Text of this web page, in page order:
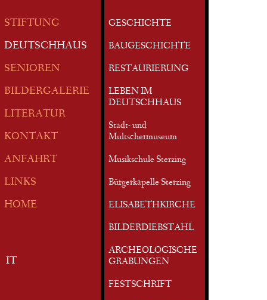
STIFTUNG
DEUTSCHHAUS
SENIOREN
BILDERGALERIE
LITERATUR
KONTAKT
ANFAHRT
LINKS
HOME
IT
GESCHICHTE
BAUGESCHICHTE
RESTAURIERUNG
LEBEN IM
DEUTSCHHAUS
Stadt- und
Multschermuseum
Musikschule Sterzing
Bürgerkapelle Sterzing
ELISABETHKIRCHE
BILDERDIEBSTAHL
ARCHEOLOGISCHE
GRABUNGEN
FESTSCHRIFT